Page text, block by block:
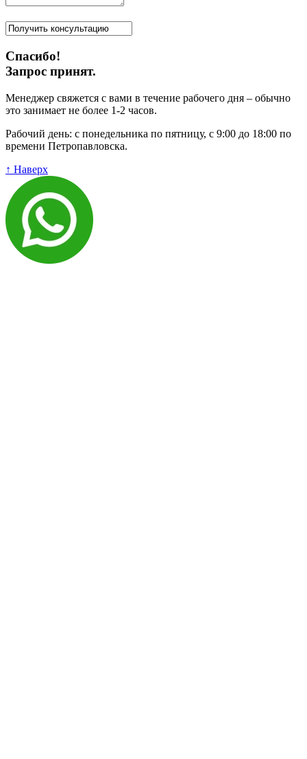
Спасибо!
Запрос принят.
Менеджер свяжется с вами в течение рабочего дня – обычно
это занимает не более 1-2 часов.
Рабочий день: с понедельника по пятницу, с 9:00 до 18:00 по
времени Петропавловска.
↑ Наверх